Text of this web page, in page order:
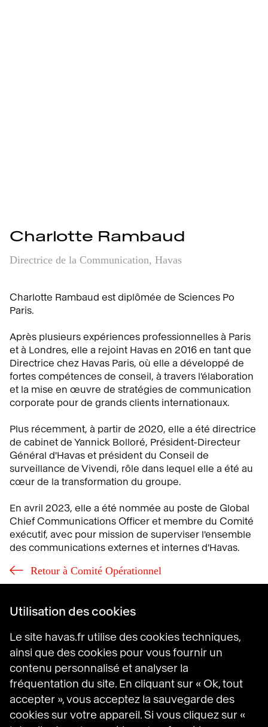
Charlotte Rambaud
Directrice de la Communication, Havas
Charlotte Rambaud est diplômée de Sciences Po
Paris.
Après plusieurs expériences professionnelles à Paris
et à Londres, elle a rejoint Havas en 2016 en tant que
Directrice chez Havas Paris, où elle a développé de
fortes compétences de conseil, à travers l'élaboration
et la mise en œuvre de stratégies de communication
corporate pour de grands clients internationaux.
Plus récemment, à partir de 2020, elle a été directrice
de cabinet de Yannick Bolloré, Président-Directeur
Général d'Havas et président du Conseil de
surveillance de Vivendi, rôle dans lequel elle a été au
cœur de la transformation du groupe.
En avril 2023, elle a été nommée au poste de Global
Chief Communications Officer et membre du Comité
exécutif, avec pour mission de superviser l'ensemble
des communications externes et internes d'Havas.
Retour à Comité Opérationnel
Havas Villages
Science of Desire
Meaningful Brands
Prosumer Reports
Utilisation des cookies
Le site havas.fr utilise des cookies techniques,
ainsi que des cookies pour vous fournir un
contenu personnalisé et analyser la
fréquentation du site. En cliquant sur « Ok, tout
accepter », vous acceptez la sauvegarde des
cookies sur votre appareil. Si vous cliquez sur «